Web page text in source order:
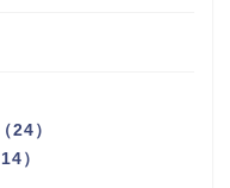
24）
）